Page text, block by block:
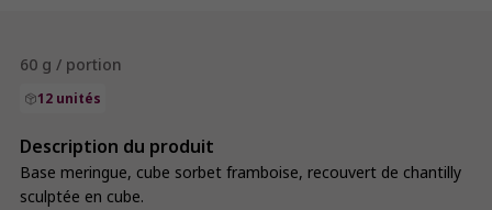
60 g / portion
12 unités
Description du produit
Base meringue, cube sorbet framboise, recouvert de chantilly
sculptée en cube.